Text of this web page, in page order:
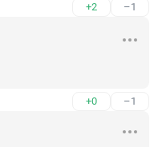
+2 –1
+0 –1